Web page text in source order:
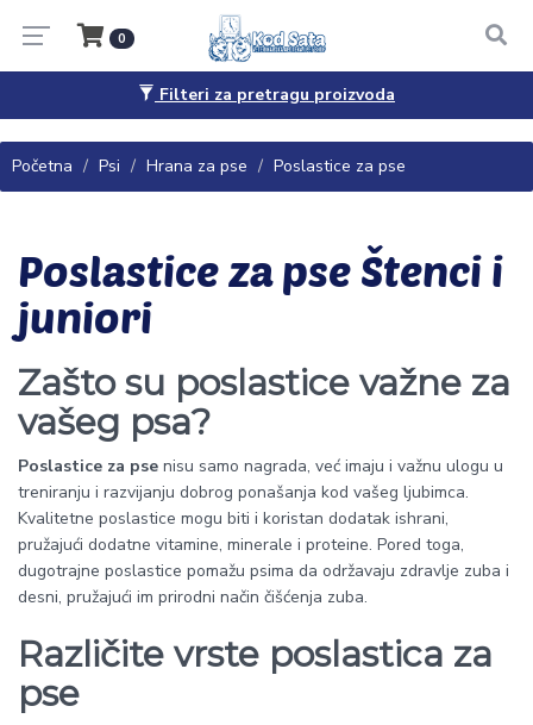
0
Pitanja, saveti i porudžbine 065/4444-040
Početna Psi Hrana za pse Poslastice za pse
Filteri za pretragu proizvoda
Poslastice za pse Štenci i
juniori
Zašto su poslastice važne za
vašeg psa?
Poslastice za pse nisu samo nagrada, već imaju i važnu ulogu u
treniranju i razvijanju dobrog ponašanja kod vašeg ljubimca.
Kvalitetne poslastice mogu biti i koristan dodatak ishrani,
pružajući dodatne vitamine, minerale i proteine. Pored toga,
dugotrajne poslastice pomažu psima da održavaju zdravlje zuba i
desni, pružajući im prirodni način čišćenja zuba.
Različite vrste poslastica za
pse